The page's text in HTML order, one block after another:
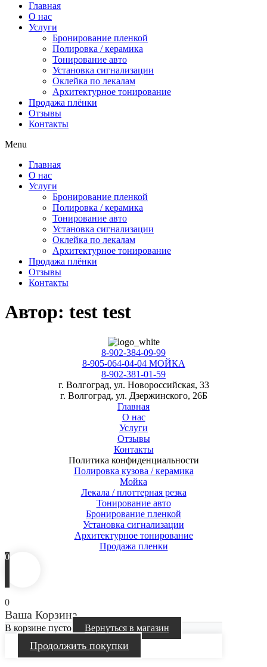
Главная
О нас
Услуги
Бронирование пленкой
Полировка / керамика
Тонирование авто
Установка сигнализации
Оклейка по лекалам
Архитектурное тонирование
Продажа плёнки
Отзывы
Контакты
Menu
Главная
О нас
Услуги
Бронирование пленкой
Полировка / керамика
Тонирование авто
Установка сигнализации
Оклейка по лекалам
Архитектурное тонирование
Продажа плёнки
Отзывы
Контакты
Автор: test test
8-902-384-09-99
8-905-064-04-04 МОЙКА
8-902-381-01-59
г. Волгоград, ул. Новороссийская, 33
г. Волгоград, ул. Дзержинского, 26Б
Главная
О нас
Услуги
Отзывы
Контакты
Политика конфиденциальности
Полировка кузова / керамика
Мойка
Лекала / плоттерная резка
Тонирование авто
Бронирование пленкой
Установка сигнализации
Архитектурное тонирование
Продажа пленки
0
0
Ваша Корзина
В корзине пусто Вернуться в магазин
Продолжить покупки